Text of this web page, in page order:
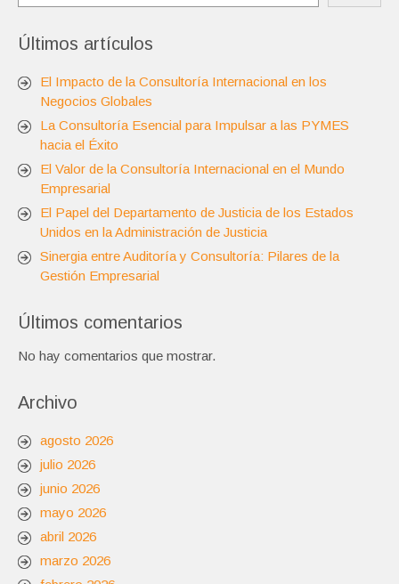
Últimos artículos
El Impacto de la Consultoría Internacional en los
Negocios Globales
La Consultoría Esencial para Impulsar a las PYMES
hacia el Éxito
El Valor de la Consultoría Internacional en el Mundo
Empresarial
El Papel del Departamento de Justicia de los Estados
Unidos en la Administración de Justicia
Sinergia entre Auditoría y Consultoría: Pilares de la
Gestión Empresarial
Últimos comentarios
No hay comentarios que mostrar.
Archivo
agosto 2026
julio 2026
junio 2026
mayo 2026
abril 2026
marzo 2026